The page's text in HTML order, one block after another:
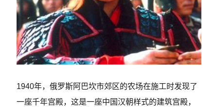
1940年，俄罗斯阿巴坎市郊区的农场在施工时发现了
一座千年宫殿，这是一座中国汉朝样式的建筑宫殿，